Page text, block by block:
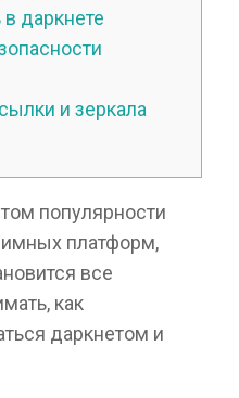
даркнете
и зеркала
популярности
платформ,
все
как
даркнетом и